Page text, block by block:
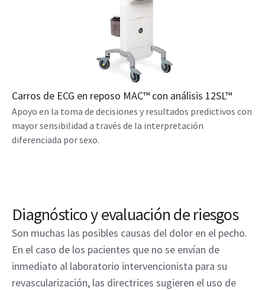
Carros de ECG en reposo MAC™ con análisis 12SL™
Apoyo en la toma de decisiones y resultados predictivos con
mayor sensibilidad a través de la interpretación
diferenciada por sexo.
Diagnóstico y evaluación de riesgos
Son muchas las posibles causas del dolor en el pecho.
En el caso de los pacientes que no se envían de
inmediato al laboratorio intervencionista para su
revascularización, las directrices sugieren el uso de